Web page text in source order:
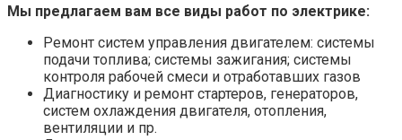
Мы предлагаем вам все виды работ по электрике:
Ремонт систем управления двигателем: системы
подачи топлива; системы зажигания; системы
контроля рабочей смеси и отработавших газов
Диагностику и ремонт стартеров, генераторов,
систем охлаждения двигателя, отопления,
вентиляции и пр.